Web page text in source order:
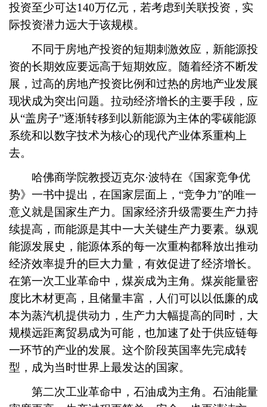
投资至少可达140万亿元，若考虑到关联投资，实
际投资潜力远大于该规模。
不同于房地产投资的短期刺激效应，新能源投
资的长期效应要远高于短期效应。随着经济不断发
展，过高的房地产投资比例和过热的房地产业发展
现状成为突出问题。拉动经济增长的主要手段，应
从“盖房子”逐渐转移到以新能源为主体的零碳能源
系统和以数字技术为核心的现代产业体系重构上
去。
哈佛商学院教授迈克尔·波特在《国家竞争优
势》一书中提出，在国家层面上，“竞争力”的唯一
意义就是国家生产力。国家经济升级需要生产力持
续提高，而能源是其中一大关键生产力要素。纵观
能源发展史，能源体系的每一次重构都释放出推动
经济效率提升的巨大力量，有效促进了经济增长。
在第一次工业革命中，煤炭成为主角。煤炭能量密
度比木材更高，且储量丰富，人们可以以低廉的成
本为蒸汽机提供动力，生产力大幅提高的同时，大
规模远距离贸易成为可能，也加速了处于供应链每
一环节的产业的发展。这个阶段英国率先完成转
型，成为当时世界上最发达的国家。
第二次工业革命中，石油成为主角。石油能量